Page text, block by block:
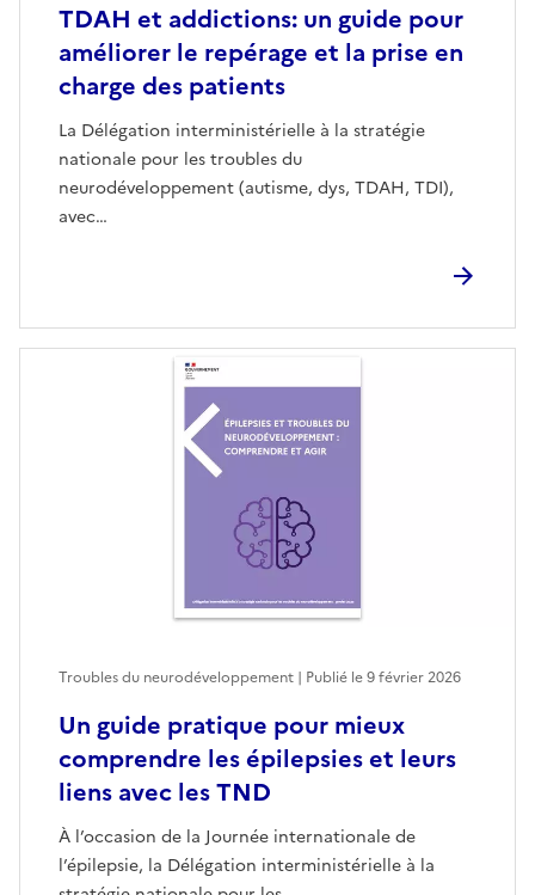
TDAH et addictions: un guide pour
améliorer le repérage et la prise en
charge des patients
La Délégation interministérielle à la stratégie
nationale pour les troubles du
neurodéveloppement (autisme, dys, TDAH, TDI),
avec…
Un guide pratique pour mieux
comprendre les épilepsies et leurs
liens avec les TND
À l’occasion de la Journée internationale de
l’épilepsie, la Délégation interministérielle à la
Troubles du neurodéveloppement | Publié le9 février 2026